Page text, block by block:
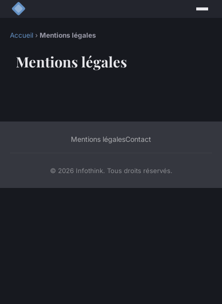
Accueil › Mentions légales
Mentions légales
Mentions légalesContact
© 2026 Infothink. Tous droits réservés.